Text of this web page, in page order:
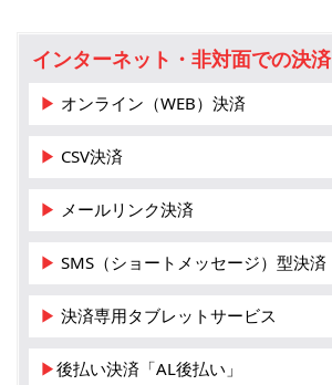
インターネット・非対面での決済
▶ オンライン（WEB）決済
▶ CSV決済
▶ メールリンク決済
▶ SMS（ショートメッセージ）型決済
▶ 決済専用タブレットサービス
▶後払い決済「AL後払い」